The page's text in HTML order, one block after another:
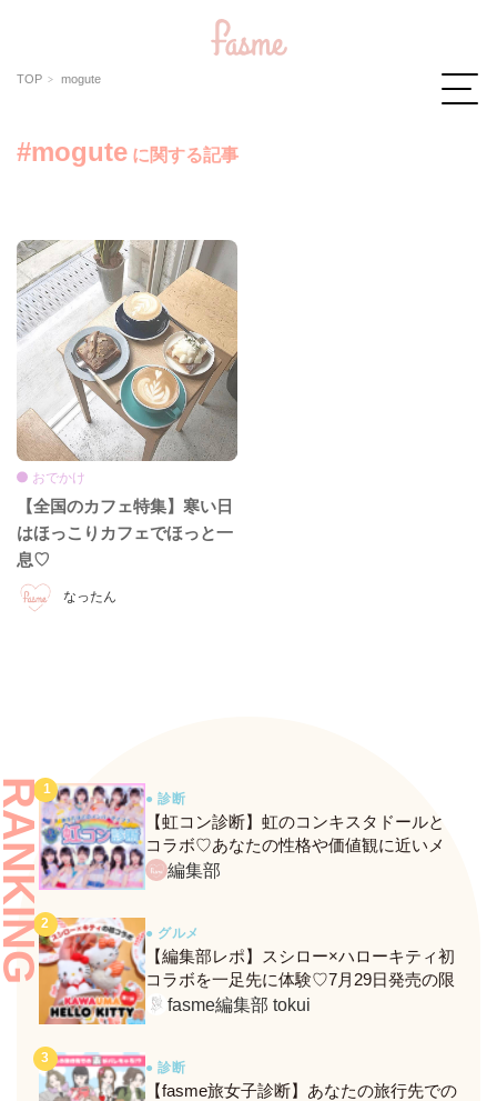
TOP mogute
#mogute に関する記事
なったん
おでかけ
【全国のカフェ特集】寒い日
はほっこりカフェでほっと一
息♡
● 診断
【虹コン診断】虹のコンキスタドールと
コラボ♡あなたの性格や価値観に近いメ
ンバーがわかる、fasmeの新診断がスター
編集部
● グルメ
【編集部レポ】スシロー×ハローキティ初
コラボを一足先に体験♡7月29日発売の限
定メニュー＆グッズをレポ！
fasme編集部 tokui
● 診断
【fasme旅女子診断】あなたの旅行先での